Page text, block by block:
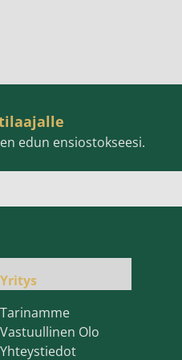
edun ensiostokseesi.
Yritys
Tarinamme
Vastuullinen Olo
Yhteystiedot